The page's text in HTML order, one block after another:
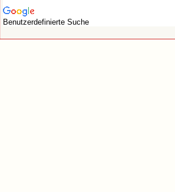
Benutzerdefinierte Suche